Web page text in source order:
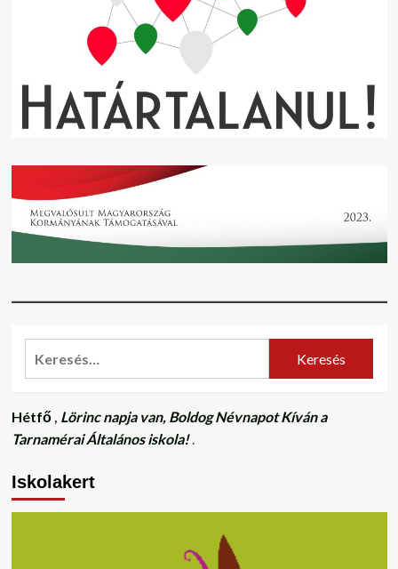
Hétfő, Lörinc napja van, Boldog Névnapot Kíván a
Tarnamérai Általános iskola!.
Iskolakert